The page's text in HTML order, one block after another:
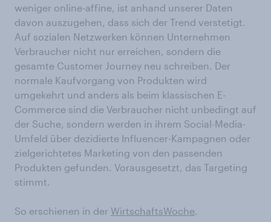
weniger online-affine, ist anhand unserer Daten
davon auszugehen, dass sich der Trend verstetigt.
Auf sozialen Netzwerken können Unternehmen
Verbraucher nicht nur erreichen, sondern die
gesamte Customer Journey neu schreiben. Der
normale Kaufvorgang von Produkten wird
umgekehrt und anders als beim klassischen E-
Commerce sind die Verbraucher nicht unbedingt auf
der Suche, sondern werden in ihrem Social-Media-
Umfeld über dezidierte Influencer-Kampagnen oder
zielgerichtetes Marketing von den passenden
Produkten gefunden. Vorausgesetzt, das Targeting
stimmt.
So erschienen in der WirtschaftsWoche.